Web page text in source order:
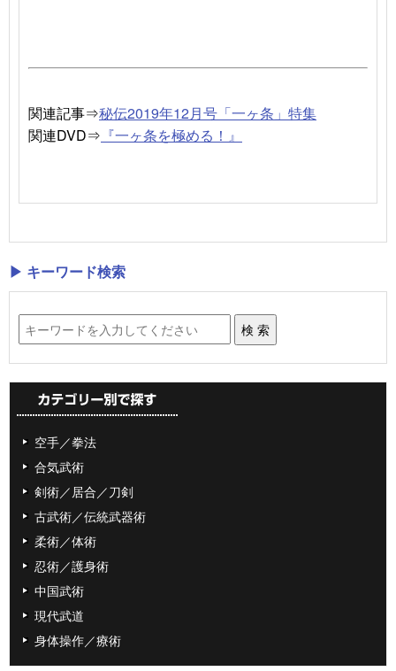
関連記事⇒秘伝2019年12月号「一ヶ条」特集
関連DVD⇒ 『一ヶ条を極める！』
▶ キーワード検索
空手／拳法
合気武術
剣術／居合／刀剣
古武術／伝統武器術
柔術／体術
忍術／護身術
中国武術
現代武道
身体操作／療術